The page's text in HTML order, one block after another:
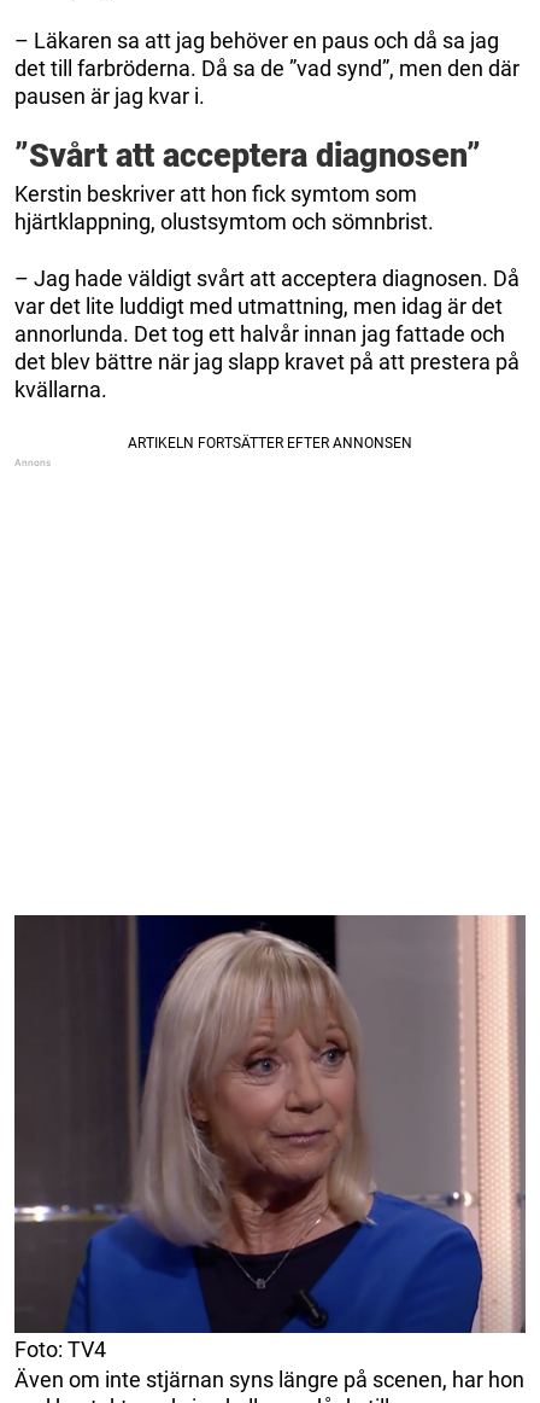
– Läkaren sa att jag behöver en paus och då sa jag
det till farbröderna. Då sa de ”vad synd”, men den där
pausen är jag kvar i.
”Svårt att acceptera diagnosen”
Kerstin beskriver att hon fick symtom som
hjärtklappning, olustsymtom och sömnbrist.
– Jag hade väldigt svårt att acceptera diagnosen. Då
var det lite luddigt med utmattning, men idag är det
annorlunda. Det tog ett halvår innan jag fattade och
det blev bättre när jag slapp kravet på att prestera på
kvällarna.
Foto: TV4
Även om inte stjärnan syns längre på scenen, har hon